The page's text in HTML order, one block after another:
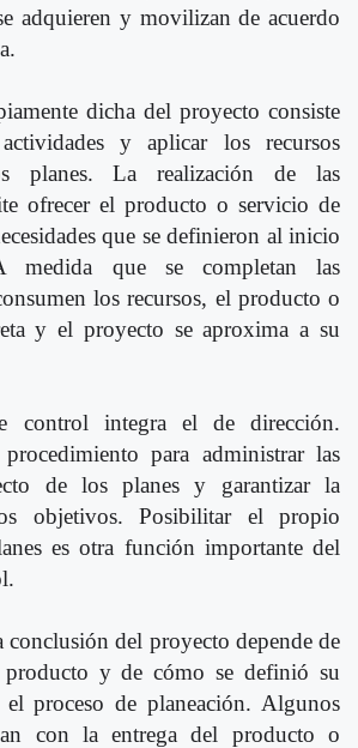
adquieren y movilizan de acuerdo
dicha del proyecto consiste
y aplicar los recursos
planes. La realización de las
ofrecer el producto o servicio de
que se definieron al inicio
medida que se completan las
los recursos, el producto o
y el proyecto se aproxima a su
control integra el de dirección.
para administrar las
de los planes y garantizar la
objetivos. Posibilitar el propio
es otra función importante del
del proyecto depende de
producto y de cómo se definió su
proceso de planeación. Algunos
con la entrega del producto o